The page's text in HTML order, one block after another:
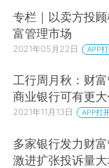
专栏｜以卖方投
富管理市场
2021年05月22日 APP
工行周月秋：财
商业银行可有更
2021年11月13日 APP打
多家银行发力财
激进扩张投诉量